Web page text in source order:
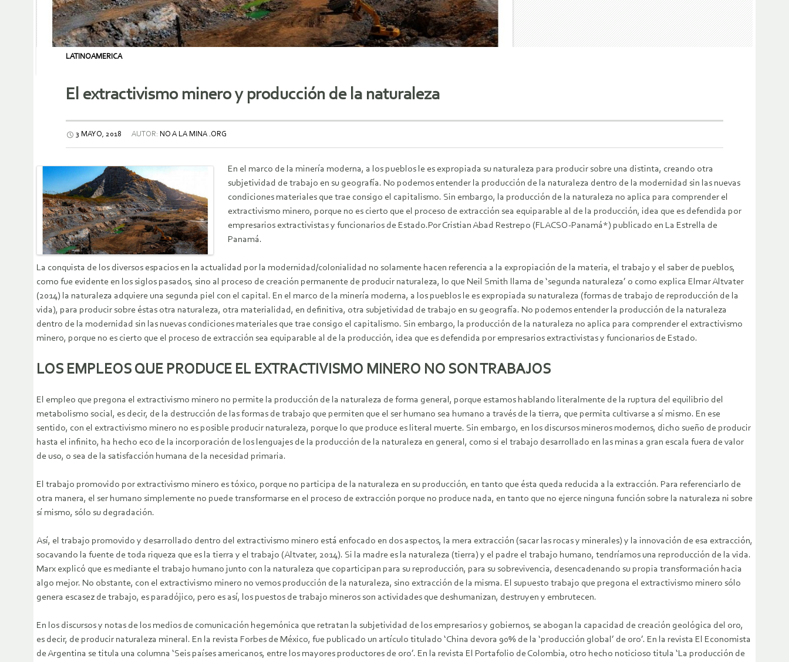
LATINOAMERICA
El extractivismo minero y producción de la naturaleza
3 MAYO, 2018 AUTOR: NO A LA MINA .ORG
En el marco de la minería moderna, a los pueblos le es expropiada su naturaleza para producir sobre una distinta, creando otra
subjetividad de trabajo en su geografía. No podemos entender la producción de la naturaleza dentro de la modernidad sin las nuevas
condiciones materiales que trae consigo el capitalismo. Sin embargo, la producción de la naturaleza no aplica para comprender el
extractivismo minero, porque no es cierto que el proceso de extracción sea equiparable al de la producción, idea que es defendida por
empresarios extractivistas y funcionarios de Estado.Por Cristian Abad Restrepo (FLACSO-Panamá*) publicado en La Estrella de
Panamá.
La conquista de los diversos espacios en la actualidad por la modernidad/colonialidad no solamente hacen referencia a la expropiación de la materia, el trabajo y el saber de pueblos,
como fue evidente en los siglos pasados, sino al proceso de creación permanente de producir naturaleza, lo que Neil Smith llama de ‘segunda naturaleza’ o como explica Elmar Altvater
(2014) la naturaleza adquiere una segunda piel con el capital. En el marco de la minería moderna, a los pueblos le es expropiada su naturaleza (formas de trabajo de reproducción de la
vida), para producir sobre éstas otra naturaleza, otra materialidad, en definitiva, otra subjetividad de trabajo en su geografía. No podemos entender la producción de la naturaleza
dentro de la modernidad sin las nuevas condiciones materiales que trae consigo el capitalismo. Sin embargo, la producción de la naturaleza no aplica para comprender el extractivismo
minero, porque no es cierto que el proceso de extracción sea equiparable al de la producción, idea que es defendida por empresarios extractivistas y funcionarios de Estado.
LOS EMPLEOS QUE PRODUCE EL EXTRACTIVISMO MINERO NO SON TRABAJOS
El empleo que pregona el extractivismo minero no permite la producción de la naturaleza de forma general, porque estamos hablando literalmente de la ruptura del equilibrio del
metabolismo social, es decir, de la destrucción de las formas de trabajo que permiten que el ser humano sea humano a través de la tierra, que permita cultivarse a sí mismo. En ese
sentido, con el extractivismo minero no es posible producir naturaleza, porque lo que produce es literal muerte. Sin embargo, en los discursos mineros modernos, dicho sueño de producir
hasta el infinito, ha hecho eco de la incorporación de los lenguajes de la producción de la naturaleza en general, como si el trabajo desarrollado en las minas a gran escala fuera de valor
de uso, o sea de la satisfacción humana de la necesidad primaria.
El trabajo promovido por extractivismo minero es tóxico, porque no participa de la naturaleza en su producción, en tanto que ésta queda reducida a la extracción. Para referenciarlo de
otra manera, el ser humano simplemente no puede transformarse en el proceso de extracción porque no produce nada, en tanto que no ejerce ninguna función sobre la naturaleza ni sobre
sí mismo, sólo su degradación.
Así, el trabajo promovido y desarrollado dentro del extractivismo minero está enfocado en dos aspectos, la mera extracción (sacar las rocas y minerales) y la innovación de esa extracción,
socavando la fuente de toda riqueza que es la tierra y el trabajo (Altvater, 2014). Si la madre es la naturaleza (tierra) y el padre el trabajo humano, tendríamos una reproducción de la vida.
Marx explicó que es mediante el trabajo humano junto con la naturaleza que coparticipan para su reproducción, para su sobrevivencia, desencadenando su propia transformación hacia
algo mejor. No obstante, con el extractivismo minero no vemos producción de la naturaleza, sino extracción de la misma. El supuesto trabajo que pregona el extractivismo minero sólo
genera escasez de trabajo, es paradójico, pero es así, los puestos de trabajo mineros son actividades que deshumanizan, destruyen y embrutecen.
En los discursos y notas de los medios de comunicación hegemónica que retratan la subjetividad de los empresarios y gobiernos, se abogan la capacidad de creación geológica del oro,
es decir, de producir naturaleza mineral. En la revista Forbes de México, fue publicado un artículo titulado ‘China devora 90% de la ‘producción global’ de oro’. En la revista El Economista
de Argentina se titula una columna ‘Seis países americanos, entre los mayores productores de oro’. En la revista El Portafolio de Colombia, otro hecho noticioso titula ‘La producción de